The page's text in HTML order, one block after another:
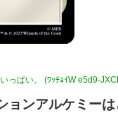
っぱい。 (ﾜｯﾁｮｲW e5d9-
ョンアルケミー